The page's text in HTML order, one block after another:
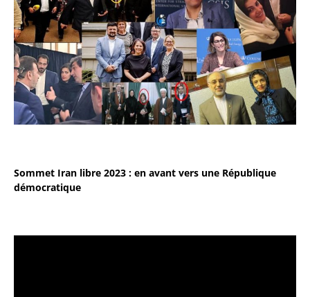
Sommet Iran libre 2023 : en avant vers une République
démocratique